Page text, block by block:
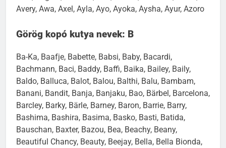
Avery, Awa, Axel, Ayla, Ayo, Ayoka, Aysha, Ayur, Azoro
Görög kopó kutya nevek: B
Ba-Ka, Baafje, Babette, Babsi, Baby, Bacardi,
Bachmann, Baci, Baddy, Baffi, Baika, Bailey, Baily,
Baldo, Balluca, Balot, Balou, Balthi, Balu, Bambam,
Banani, Bandit, Banja, Banjaku, Bao, Bärbel, Barcelona,
Barcley, Barky, Bärle, Barney, Baron, Barrie, Barry,
Bashima, Bashira, Basima, Basko, Basti, Batida,
Bauschan, Baxter, Bazou, Bea, Beachy, Beany,
Beautiful Chancy, Beauty, Beejay, Bella, Bella Bionda,